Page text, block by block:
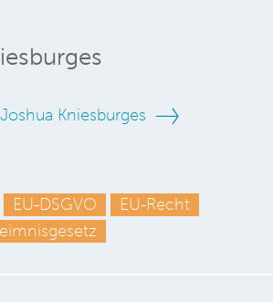
Kniesburges
EU-DSGVO
EU-Recht